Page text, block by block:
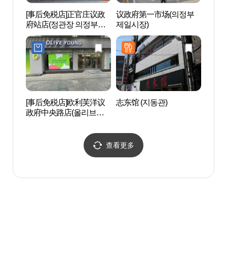
[事后免税店]正官庄议政
府站店(정관장 의정부역
점)
议政府第一市场(의정부
제일시장)
[事后免税店]欧利芙洋议
政府中央路店(올리브영
志东馆 (지동관)
查看更多